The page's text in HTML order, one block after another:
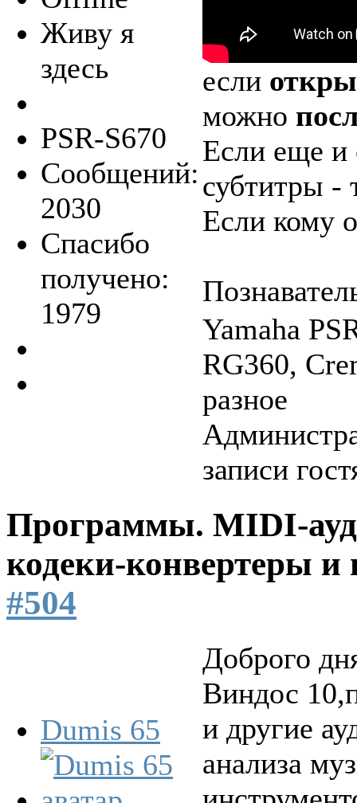
Живу я
здесь
PSR-S670
Сообщений:
2030
Спасибо
получено:
1979
если
можно
Если еще и
субтитры -
Если кому
Yamaha
RG360,
разное
записи
Программы. MIDI-
кодеки-конвертеры
#504
Dumis 65
Доброго
Виндос
и другие
анализа